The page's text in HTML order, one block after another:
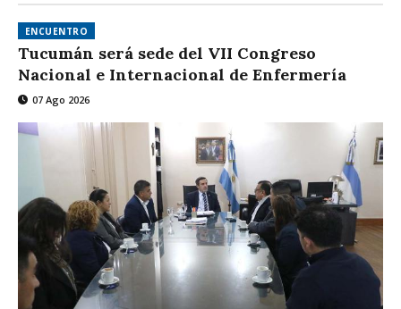
ENCUENTRO
Tucumán será sede del VII Congreso
Nacional e Internacional de Enfermería
07 Ago 2026